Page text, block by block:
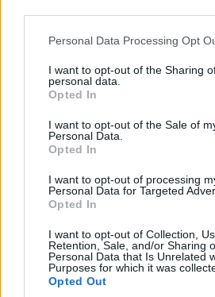
Personal Data Processing Opt
I want to opt-out of the Sharing
personal data.
Opted In
I want to opt-out of the Sale of
Personal Data.
Opted In
I want to opt-out of processing
Personal Data for Targeted
Opted In
I want to opt-out of Collection,
Retention, Sale, and/or Sharing
Personal Data that Is Unrelated
Purposes for which it was
Opted Out
praksē tas ne vienmēr notiek,
ka mums nav datu par
"Pētījums ir laba iespēja
likt sadzirdēt to gan
gan arī pašām
"Mammamuntetiem.lv" vadītāja
Smildziņa: "Lai varētu risināt
jāapzina tās apjoms un